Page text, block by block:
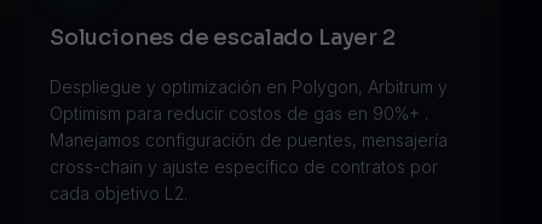
Soluciones de escalado Layer 2
Despliegue y optimización en Polygon, Arbitrum y
Optimism para reducir costos de gas en 90%+ .
Manejamos configuración de puentes, mensajería
cross-chain y ajuste específico de contratos por
cada objetivo L2.